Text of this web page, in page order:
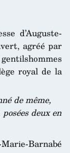
d’Auguste-
agréé par
royal de la
de même,
deux en
Barnabé